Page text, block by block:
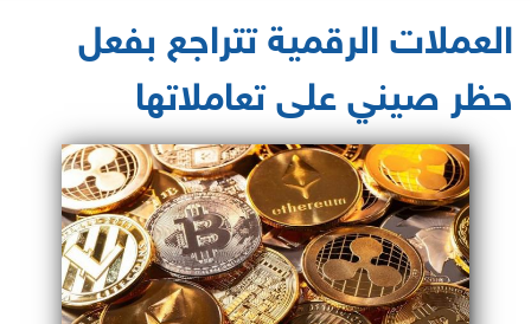
العملات الرقمية تتراجع بفعل
حظر صيني على تعاملاتها